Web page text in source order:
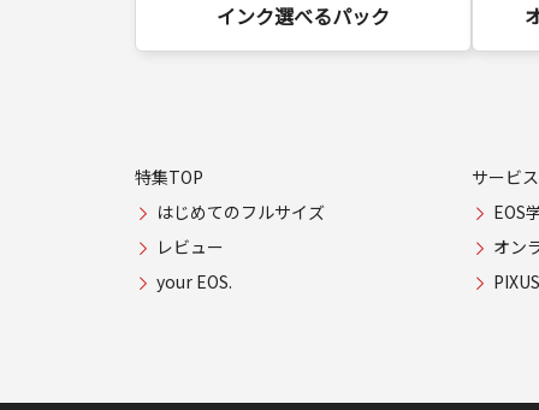
インク選べるパック
特集TOP
はじめてのフルサイズ
レビュー
your EOS.
サービ
EOS
オン